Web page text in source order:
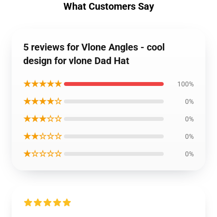
What Customers Say
5 reviews for Vlone Angles - cool
design for vlone Dad Hat
★★★★★ 100%
★★★★☆ 0%
★★★☆☆ 0%
★★☆☆☆ 0%
★☆☆☆☆ 0%